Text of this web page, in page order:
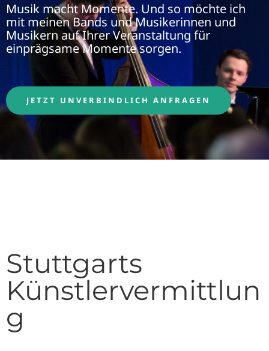
Musik macht Momente. Und so möchte ich
mit meinen Bands und Musikerinnen und
Musikern auf Ihrer Veranstaltung für
einprägsame Momente sorgen.
JETZT UNVERBINDLICH ANFRAGEN
Stuttgarts
Künstlervermittlun
g